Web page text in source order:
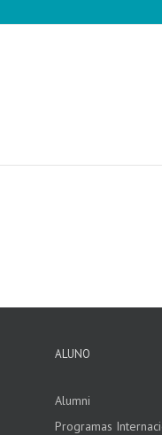
ALUNO
Alumni
Programas